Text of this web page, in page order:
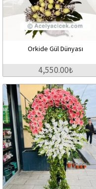
Orkide Gül Dünyası
4,550.00₺